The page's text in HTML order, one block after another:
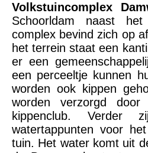
Volkstuincomplex
Schoorldam naast
complex bevind zich op
het terrein staat een
er een
een perceeltje kunnen
worden ook kippen
worden verzorgd
kippenclub.
watertappunten voor
tuin. Het water komt uit